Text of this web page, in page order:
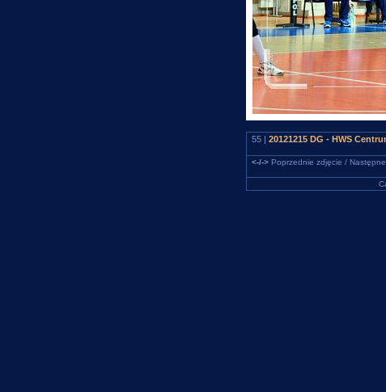
55 | 20121215 DG - HWS
<-/->Poprzednie zdjęcie /